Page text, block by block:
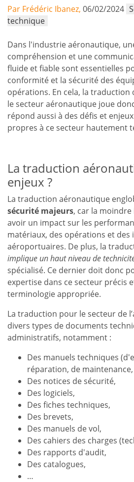
Par Frédéric Ibanez, 06/02/2024
technique
Dans l'industrie aéronautique,
compréhension et une
fluide et fiable sont essentielles
conformité et la sécurité des
opérations. En cela, la
le secteur aéronautique joue
répond aussi à des défis et
propres à ce secteur hautement
La traduction
enjeux ?
La traduction aéronautique
sécurité majeurs, car la
avoir un impact sur les
matériaux, des opérations et
aéroportuaires. De plus, la
implique un haut niveau de
spécialisé. Ce dernier doit donc
expertise dans ce secteur précis
terminologie appropriée.
La traduction pour le secteur de
divers types de documents
administratifs, notamment :
Des manuels techniques
réparation, de
Des notices de sécurité,
Des logiciels,
Des fiches techniques,
Des brevets,
Des manuels de vol,
Des cahiers des charges
Des rapports d'audit,
Des catalogues,
…